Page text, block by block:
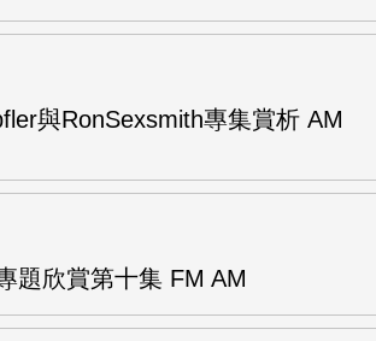
與RonSexsmith專集賞析 AM
題欣賞第十集 FM AM